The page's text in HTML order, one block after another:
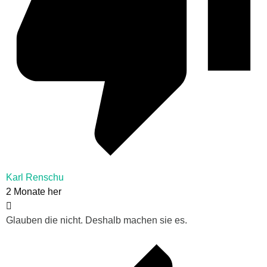
Karl Renschu
2 Monate her
Glauben die nicht. Deshalb machen sie es.